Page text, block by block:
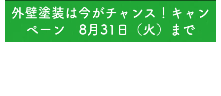
外壁塗装は今がチャンス！キャン
ペーン 8月31日（火）まで